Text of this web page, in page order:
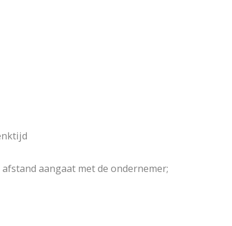
aangaat met de ondernemer;